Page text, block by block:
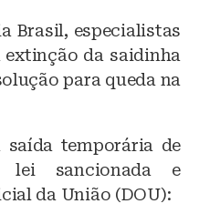
Brasil, especialistas
da saidinha
para queda na
temporária de
lei sancionada e
da União (DOU):